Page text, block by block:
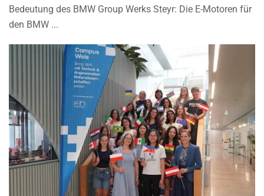
Bedeutung des BMW Group Werks Steyr: Die E-Motoren für
den BMW